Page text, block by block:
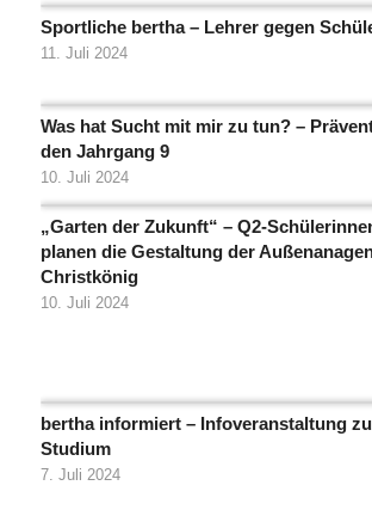
Sportliche bertha – Lehrer gegen
11. Juli 2024
Was hat Sucht mit mir zu tun? –
den Jahrgang 9
10. Juli 2024
„Garten der Zukunft“ – Q2-
planen die Gestaltung der
Christkönig
10. Juli 2024
bertha informiert – Infoveranstaltung
Studium
7. Juli 2024